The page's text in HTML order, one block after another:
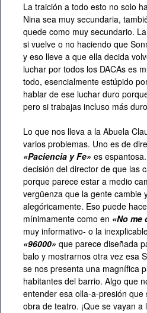
La traición a todo esto no solo
Nina sea muy secundaria,
quede como muy secundario.
si vuelve o no haciendo que
y eso lleve a que ella decida
luchar por todos los DACAs es
todo, esencialmente estúpido
hablar de ese luchar duro
pero si trabajas incluso más
Lo que nos lleva a la Abuela
varios problemas. Uno es de
«Paciencia y Fe» es
decisión del director de que las
porque parece estar a medio
vergüenza que la gente cambie
alegóricamente. Eso puede
mínimamente como en «No me
muy informativo- o la
«96000» que parece diseñada
balo y mostrarnos otra vez esa
se nos presenta una magnífica
habitantes del barrio. Algo que
entender esa olla-a-presión
obra de teatro. ¡Que se vayan a